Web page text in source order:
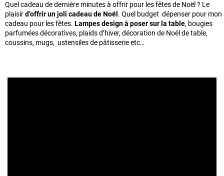
Quel cadeau de dernière minutes à offrir pour les fêtes de Noël ? Le
plaisird’offrir un joli cadeau de Noël . Quel budget dépenser pour mon
cadeau pour les fêtes. Lampes design à poser sur la table, bougies
parfumées décoratives, plaids d’hiver, décoration de Noël de table,
coussins, mugs, ustensiles de pâtisserie etc…